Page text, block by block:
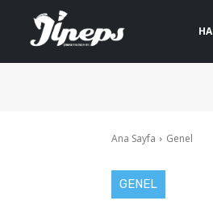
Ana Sayfa Genel
GENEL